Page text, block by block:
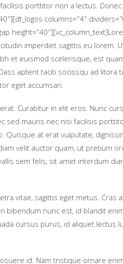
porttitor non a lectus.
columns=”4″
imperdiet sagittis eu lorem.
et euismod scelerisque, est
aptent taciti sociosqu ad litora
eget accumsan.
Curabitur in elit eros. Nunc
sed mauris nec nisi facilisis
Quisque at erat vulputate,
velit auctor quam, ut pretium
sem felis, sit amet interdum
vitae, sagittis eget metus. Cras
bibendum nunc est, id blandit
cursus purus, id aliquet lectus
id. Nam tristique ornare